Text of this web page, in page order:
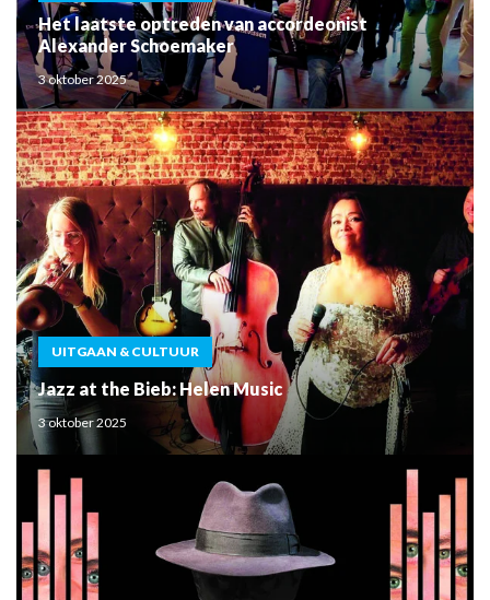
Het laatste optreden van accordeonist
Alexander Schoemaker
3 oktober 2025
UITGAAN & CULTUUR
Jazz at the Bieb: Helen Music
3 oktober 2025